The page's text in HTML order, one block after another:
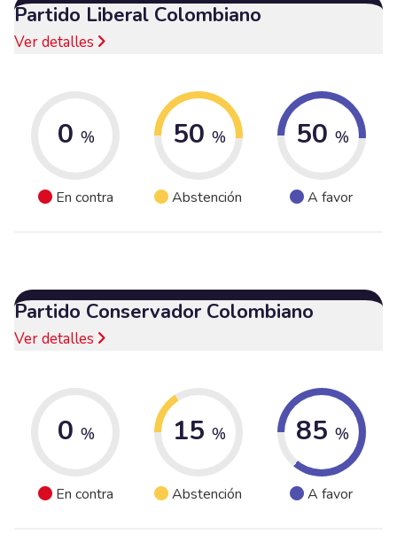
Partido Liberal Colombiano
Ver detalles
0 %
En contra
50 %
Abstención
50 %
A favor
Partido Conservador Colombiano
Ver detalles
0 %
En contra
15 %
Abstención
85 %
A favor